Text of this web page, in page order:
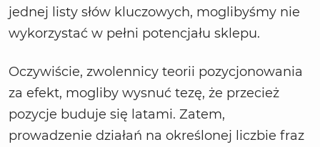
jednej listy słów kluczowych, moglibyśmy nie
wykorzystać w pełni potencjału sklepu.
Oczywiście, zwolennicy teorii pozycjonowania
za efekt, mogliby wysnuć tezę, że przecież
pozycje buduje się latami. Zatem,
prowadzenie działań na określonej liczbie fraz